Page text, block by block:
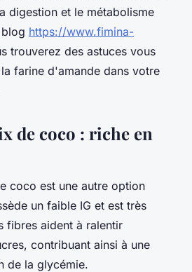
digestion et le métabolisme
https://www.fimina-
trouverez des astuces vous
farine d'amande dans votre
de coco : riche en
coco est une autre option
un faible IG et est très
fibres aident à ralentir
contribuant ainsi à une
de la glycémie.